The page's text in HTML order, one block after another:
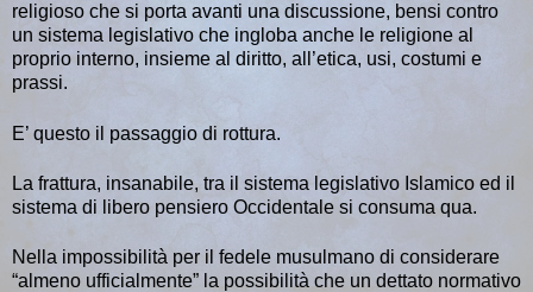
religioso che si porta avanti una discussione, bensi contro
un sistema legislativo che ingloba anche le religione al
proprio interno, insieme al diritto, all’etica, usi, costumi e
prassi.
E’ questo il passaggio di rottura.
La frattura, insanabile, tra il sistema legislativo Islamico ed il
sistema di libero pensiero Occidentale si consuma qua.
Nella impossibilità per il fedele musulmano di considerare
“almeno ufficialmente” la possibilità che un dettato normativo